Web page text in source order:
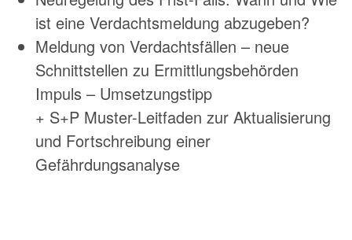
ist eine Verdachtsmeldung abzugeben?
Meldung von Verdachtsfällen – neue
Schnittstellen zu Ermittlungsbehörden
Impuls – Umsetzungstipp
+ S+P Muster-Leitfaden zur Aktualisierung
und Fortschreibung einer
Gefährdungsanalyse